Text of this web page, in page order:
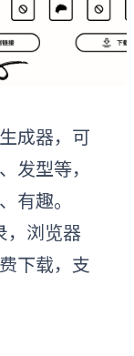
成器，可
发型等，
有趣。
，浏览器
下载，支